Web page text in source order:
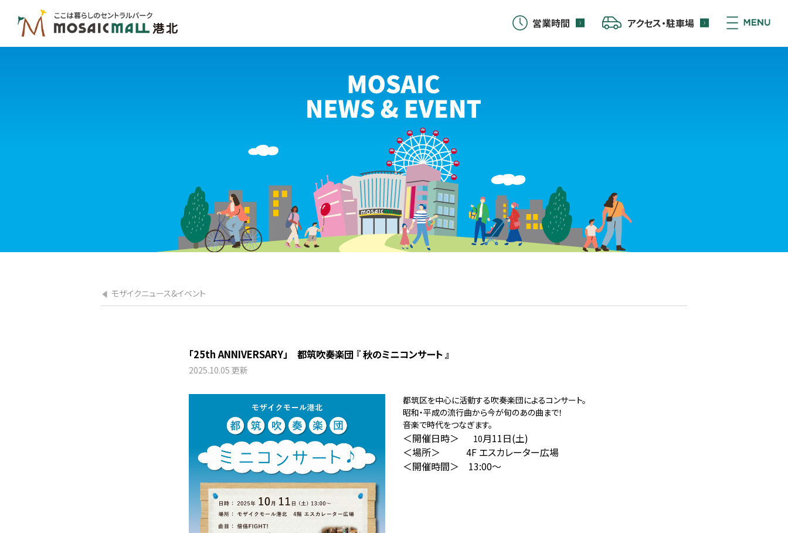
営業時間 アクセス・駐車場
モザイクニュース&イベント
「25th ANNIVERSARY」 都筑吹奏楽団 『 秋のミニコンサート 』
2025.10.05 更新
都筑区を中心に活動する吹奏楽団によるコンサート。
昭和・平成の流行曲から今が旬のあの曲まで！
音楽で時代をつなぎます。
＜開催日時＞ 10月11日(土)
＜場所＞
4F エスカレーター広場
＜開催時間＞ 13:00～